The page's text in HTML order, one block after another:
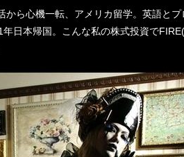
ら心機一転、アメリカ留学。英語と
日本帰国。こんな私の株式投資で